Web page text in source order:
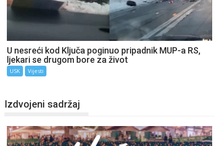
U nesreći kod Ključa poginuo pripadnik MUP-a RS,
ljekari se drugom bore za život
USK Vijesti
Izdvojeni sadržaj